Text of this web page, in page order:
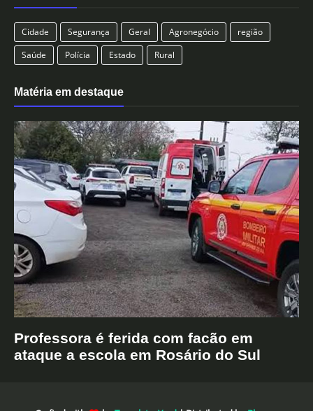
Cidade Segurança Geral Agronegócio
região
Saúde
Polícia Estado Rural
Matéria em destaque
Professora é ferida com facão em
ataque a escola em Rosário do Sul